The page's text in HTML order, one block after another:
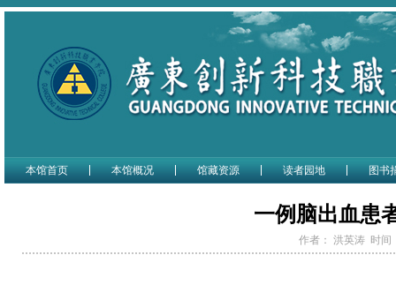
本馆首页 本馆概况 馆藏资源 读者园地 图书
一例脑出血患
作者： 洪英涛 时间